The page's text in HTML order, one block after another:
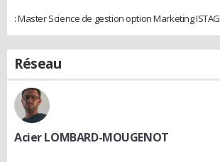
: Master Science de gestion option Marketing ISTAG
Réseau
Acier LOMBARD-MOUGENOT